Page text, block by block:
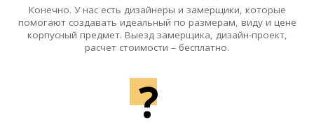
Конечно. У нас есть дизайнеры и замерщики, которые
помогают создавать идеальный по размерам, виду и цене
корпусный предмет. Выезд замерщика, дизайн-проект,
расчет стоимости – бесплатно.
?